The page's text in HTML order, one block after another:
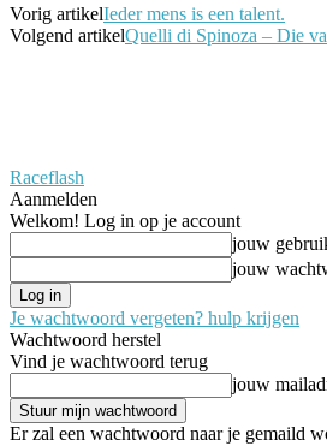
Vorig artikelIeder mens is een talent.
Volgend artikelQuelli di Spinoza – Die
Raceflash
Aanmelden
Welkom! Log in op je account
jouw
jouw
Je wachtwoord vergeten? hulp krijgen
Wachtwoord herstel
Vind je wachtwoord terug
jouw
Er zal een wachtwoord naar je gemaild